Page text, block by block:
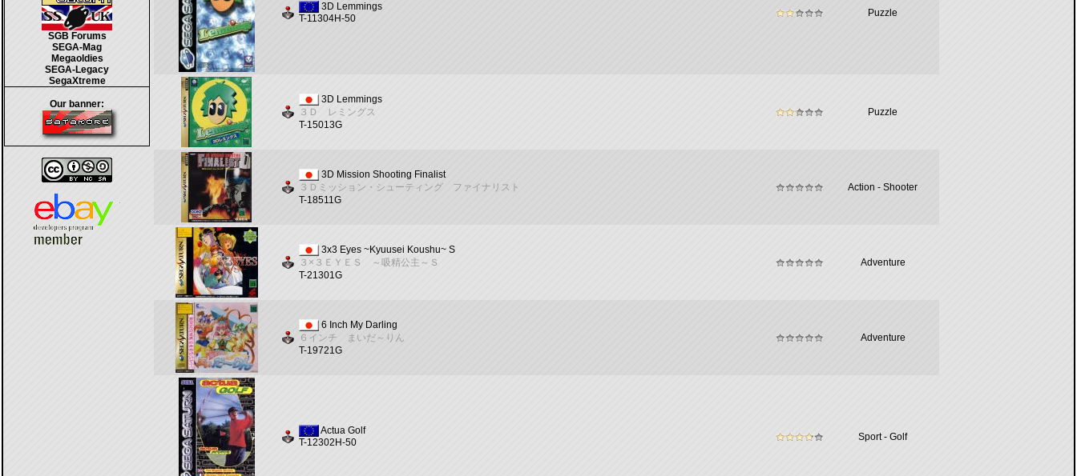
SGB Forums
SEGA-Mag
Megaoldies
SEGA-Legacy
SegaXtreme
Our banner:
3D Lemmings
T-11304H-50
Puzzle
3D Lemmings
３Ｄ レミングス
T-15013G
Puzzle
3D Mission Shooting Finalist
３Ｄミッション・シューティング ファイナリスト
T-18511G
Action - Shooter
3x3 Eyes ~Kyuusei Koushu~ S
３×３ＥＹＥＳ ～吸精公主～Ｓ
T-21301G
Adventure
6 Inch My Darling
６インチ まいだ～りん
T-19721G
Adventure
Actua Golf
T-12302H-50
Sport - Golf